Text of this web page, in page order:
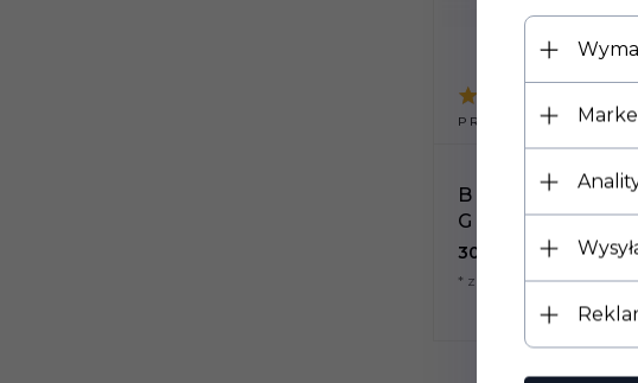
PRODUKT DOSTĘPNY!
BRELOK
GRAWER
30, PLN*
* z podatkiem VAT